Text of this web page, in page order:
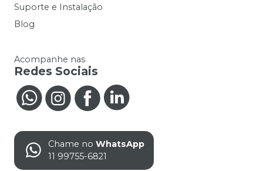
Suporte e Instalação
Blog
Acompanhe nas
Redes Sociais
Chame no WhatsApp
11 99755-6821